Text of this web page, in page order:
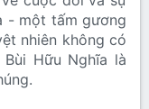
- một tấm gương
nhiên không có
Hữu Nghĩa là